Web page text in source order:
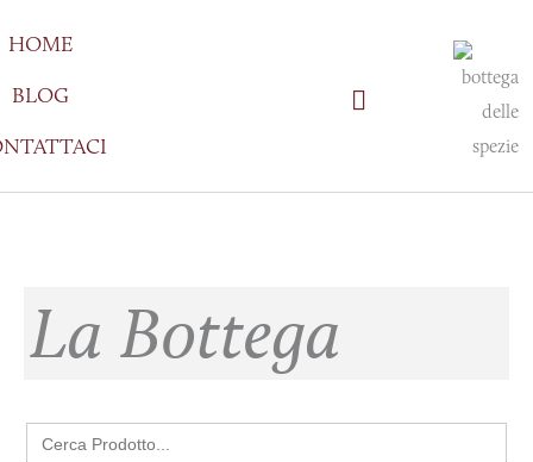
al
contenuto
HOME
BLOG
La Bottega
Search
for: